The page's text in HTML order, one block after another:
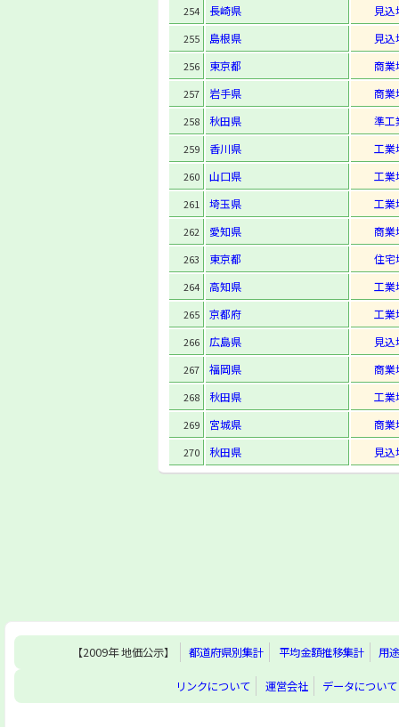
254 長崎県 見込
255 島根県 見込
256 東京都 商業
257 岩手県 商業
258 秋田県 準工
259 香川県 工業
260 山口県 工業
261 埼玉県 工業
262 愛知県 商業
263 東京都 住宅
264 高知県 工業
265 京都府 工業
266 広島県 見込
267 福岡県 商業
268 秋田県 工業
269 宮城県 商業
270 秋田県 見込
【2009年 地価公示】 都道府県別集計 平均金額推移集計 用
リンクについて 運営会社 データについて